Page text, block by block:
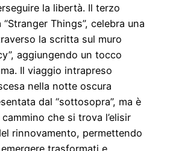
la libertà. Il terzo
Things”, celebra una
la scritta sul muro
aggiungendo un tocco
Il viaggio intrapreso
nella notte oscura
dal “sottosopra”, ma è
che si trova l’elisir
rinnovamento, permettendo
trasformati e